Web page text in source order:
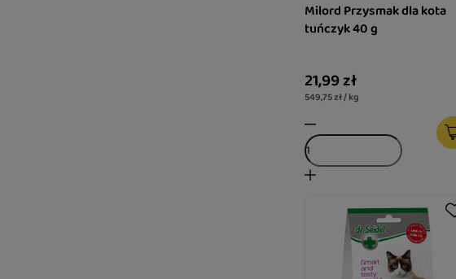
Milord Przysmak dla kota
tuńczyk 40 g
21,99 zł
549,75 zł / kg